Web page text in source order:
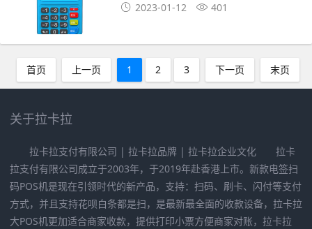
2023-01-12 401
首页 上一页 1 2 3 下一页 末页
关于拉卡拉
拉卡拉支付有限公司 | 拉卡拉品牌 | 拉卡拉企业文化 拉卡
拉支付有限公司成立于2003年，于2019年赴香港上市。新款电签扫
码POS机是现在引领时代的新产品，支持：扫码、刷卡、闪付等支付
方式，并且支持花呗白条都是扫，是最新最全面的收款设备，拉卡拉
大POS机更加适合商家收款，提供打印小票方便商家对账，拉卡拉